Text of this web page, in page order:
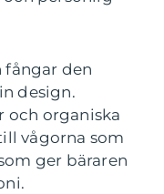
fångar den
design.
och organiska
vågorna som
ger bäraren